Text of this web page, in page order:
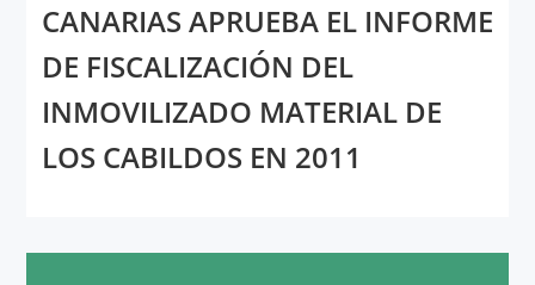
CANARIAS APRUEBA EL INFORME
DE FISCALIZACIÓN DEL
INMOVILIZADO MATERIAL DE
LOS CABILDOS EN 2011